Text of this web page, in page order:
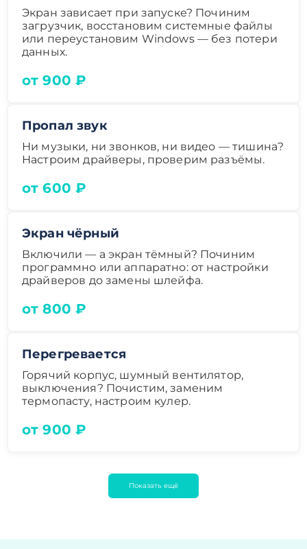
Экран зависает при запуске? Починим
загрузчик, восстановим системные файлы
или переустановим Windows — без потери
данных.
от 900 ₽
Пропал звук
Ни музыки, ни звонков, ни видео — тишина?
Настроим драйверы, проверим разъёмы.
от 600 ₽
Экран чёрный
Включили — а экран тёмный? Починим
программно или аппаратно: от настройки
драйверов до замены шлейфа.
от 800 ₽
Перегревается
Горячий корпус, шумный вентилятор,
выключения? Почистим, заменим
термопасту, настроим кулер.
от 900 ₽
Показать ещё